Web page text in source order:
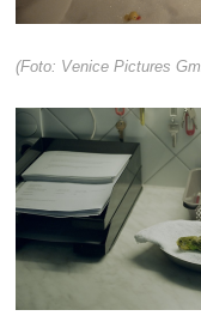
(Foto: Venice Pictures